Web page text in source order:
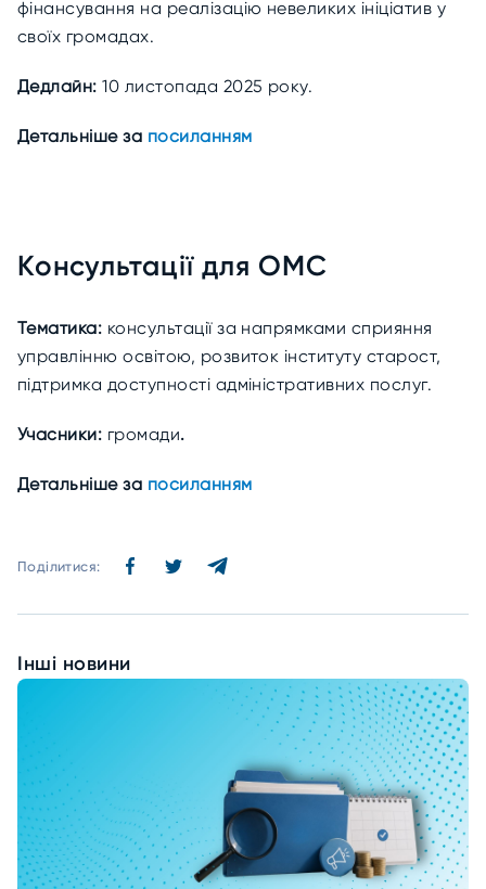
фінансування на реалізацію невеликих ініціатив у
своїх громадах.
Дедлайн:10 листопада 2025 року.
Детальніше за посиланням
Консультації для ОМС
Тематика: консультації за напрямками сприяння
управлінню освітою, розвиток інституту старост,
підтримка доступності адміністративних послуг.
Учасники: громади.
Детальніше за посиланням
Поділитися:
Інші новини